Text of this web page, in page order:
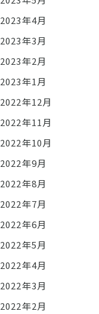
2023年4月
2023年3月
2023年2月
2023年1月
2022年12月
2022年11月
2022年10月
2022年9月
2022年8月
2022年7月
2022年6月
2022年5月
2022年4月
2022年3月
2022年2月